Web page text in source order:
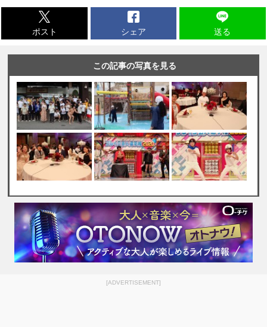
ポスト シェア 送る
この記事の写真を見る
[ADVERTISEMENT]